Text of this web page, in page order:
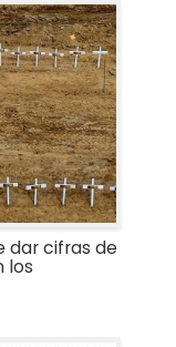
dar cifras de
los